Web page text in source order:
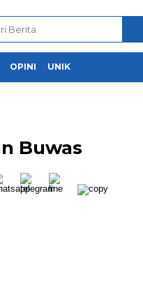
OPINI UNIK
Buwas